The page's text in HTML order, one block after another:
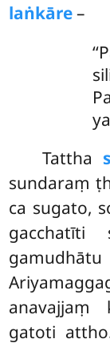
laṅkāre–
Tattha
sundaraṃ
ca sugato,
gacchatīti
anavajjaṃ
gatoti